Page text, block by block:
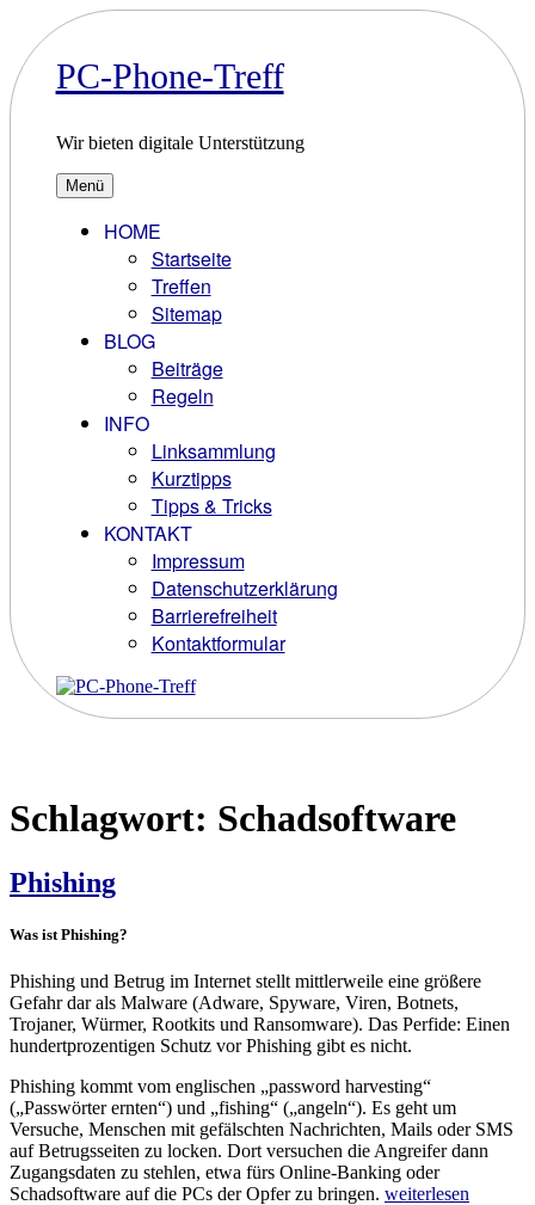
Inhalt
springenPC-Phone-Treff
Wir bieten digitale Unterstützung
Menü
HOME
Startseite
Treffen
Sitemap
BLOG
Beiträge
Regeln
INFO
Linksammlung
Kurztipps
Tipps & Tricks
KONTAKT
Impressum
Datenschutzerklärung
Barrierefreiheit
Kontaktformular
Schlagwort: Schadsoftware
Phishing
Was ist Phishing?
Phishing und Betrug im Internet stellt mittlerweile eine größere
Gefahr dar als Malware (Adware, Spyware, Viren, Botnets,
Trojaner, Würmer, Rootkits und Ransomware). Das Perfide: Einen
hundertprozentigen Schutz vor Phishing gibt es nicht.
Phishing kommt vom englischen „password harvesting“
(„Passwörter ernten“) und „fishing“ („angeln“). Es geht um
Versuche, Menschen mit gefälschten Nachrichten, Mails oder SMS
auf Betrugsseiten zu locken. Dort versuchen die Angreifer dann
Zugangsdaten zu stehlen, etwa fürs Online-Banking oder
Schadsoftware auf die PCs der Opfer zu bringen. „Phishing“
weiterlesen